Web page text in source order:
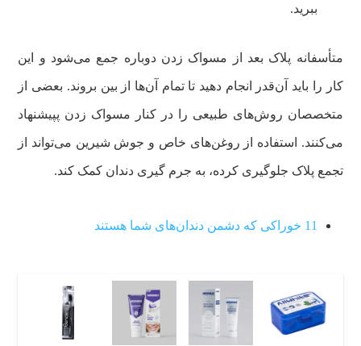
ببرید.
متأسفانه پلاک بعد از مسواک زدن دوباره جمع می‌شود و این
کار را باید آن‌قدر انجام دهید تا تمام آن‌ها از بین بروند. بعضی از
متخصصان روش‌های طبیعی را در کنار مسواک زدن پپیشنهاد
می‌کنند. استفاده از روغن‌های خاص و جوش شیرین می‌تواند از
تجمع پلاک جلوگیری کرده، به جرم گیری دندان کمک کند.
11 خوراکی که دشمن دندان‌های شما هستند